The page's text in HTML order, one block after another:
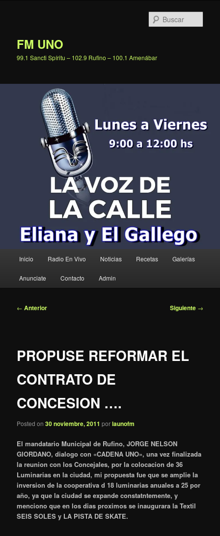
FM UNO
99.1 Sancti Spíritu – 102.9 Rufino – 100.1 Amenábar
principal
Inicio Radio En Vivo Noticias Recetas Galerías
Anunciate Contacto Admin
Navegación
← Anterior Siguiente →
PROPUSE REFORMAR EL
CONTRATO DE
CONCESION ….
Posted on30 noviembre, 2011 porlaunofm
El mandatario Municipal de Rufino, JORGE NELSON
GIORDANO, dialogo con «CADENA UNO», una vez finalizada
la reunion con los Concejales, por la colocacion de 36
Luminarias en la ciudad, mi propuesta fue que se amplie la
inversion de la cooperativa d 18 luminarias anuales a 25 por
año, ya que la ciudad se expande constatntemente, y
menciono que en los dias proximos se inaugurara la Textil
SEIS SOLES y LA PISTA DE SKATE.